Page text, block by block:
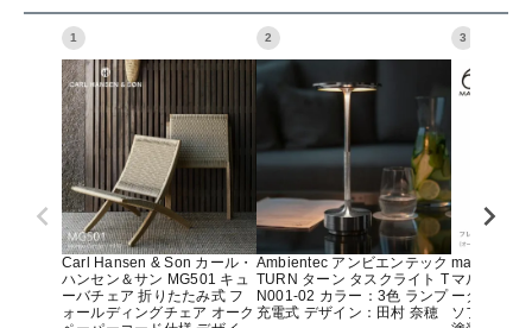
1
Carl Hansen & Son カール・
ハンセン＆サン MG501 キュ
ーバチェア 折りたたみ式 フ
ォールディングチェア オーク
2
Ambientec アンビエンテック
TURN ターン タスクライト T
N001-02 カラー：3色 ランプ
充電式 デザイン：田村 奈穂
3
maruni マ
マルニ60
ーター ア
ソファ オ